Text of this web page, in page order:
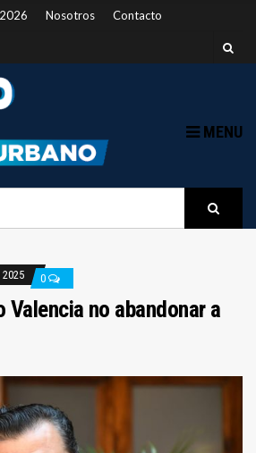
Nosotros Contacto
MENU
2025 0
no abandonar a